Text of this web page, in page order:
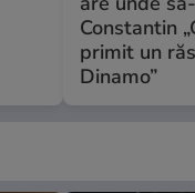
Constantin
primit un
Dinamo”